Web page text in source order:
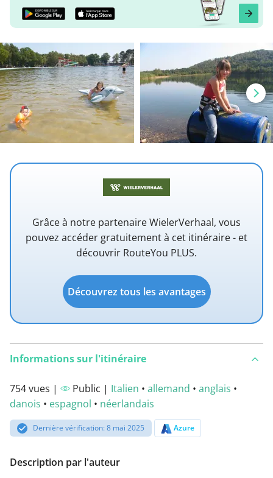
Grâce à notre partenaire WielerVerhaal, vous
pouvez accéder gratuitement à cet itinéraire - et
découvrir RouteYou PLUS.
Découvrez tous les avantages
Informations sur l'itinéraire
754 vues | Public | Italien • allemand • anglais •
danois • espagnol • néerlandais
Dernière vérification: 8 mai 2025 Azure
Description par l'auteur